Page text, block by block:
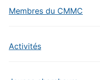
Membres du CMMC
Activités